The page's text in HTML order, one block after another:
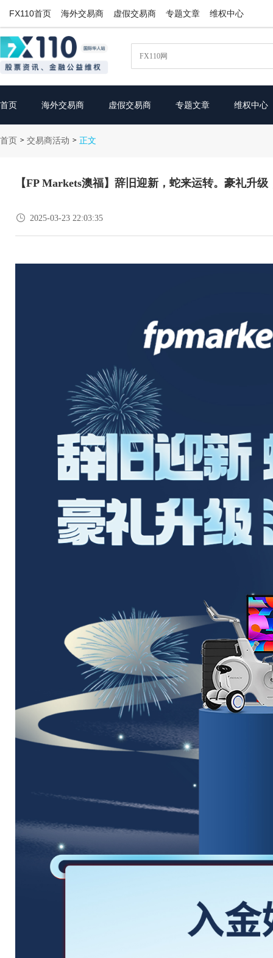
FX110首页 海外交易商 虚假交易商 专题文章 维权中心
首页 海外交易商 虚假交易商 专题文章 维权中心
首页 > 交易商活动 > 正文
【FP Markets澳福】辞旧迎新，蛇来运转。豪礼升级
 2025-03-23 22:03:35